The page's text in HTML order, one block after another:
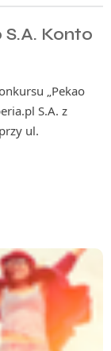
Konto
„Pekao
S.A. z
ul.